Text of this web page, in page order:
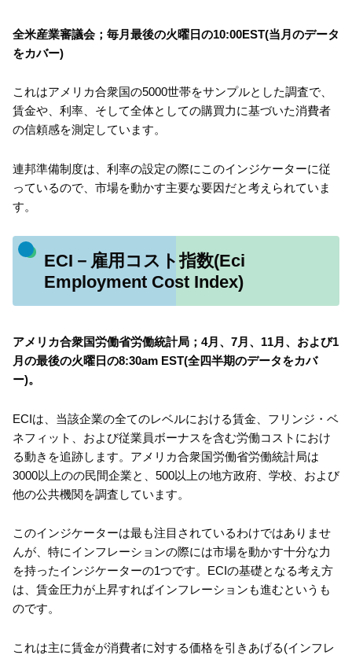
全米産業審議会；毎月最後の火曜日の10:00EST(当月のデータ
をカバー)
これはアメリカ合衆国の5000世帯をサンプルとした調査で、
賃金や、利率、そして全体としての購買力に基づいた消費者
の信頼感を測定しています。
連邦準備制度は、利率の設定の際にこのインジケーターに従
っているので、市場を動かす主要な要因だと考えられていま
す。
ECI－雇用コスト指数(Eci
Employment Cost Index)
アメリカ合衆国労働省労働統計局；4月、7月、11月、および1
月の最後の火曜日の8:30am EST(全四半期のデータをカバ
ー)。
ECIは、当該企業の全てのレベルにおける賃金、フリンジ・ベ
ネフィット、および従業員ボーナスを含む労働コストにおけ
る動きを追跡します。アメリカ合衆国労働省労働統計局は
3000以上のの民間企業と、500以上の地方政府、学校、および
他の公共機関を調査しています。
このインジケーターは最も注目されているわけではありませ
んが、特にインフレーションの際には市場を動かす十分な力
を持ったインジケーターの1つです。ECIの基礎となる考え方
は、賃金圧力が上昇すればインフレーションも進むというも
のです。
これは主に賃金が消費者に対する価格を引きあげる(インフレ